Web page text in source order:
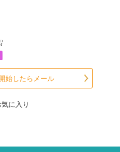
商品レビュー
始したらメール
に入り